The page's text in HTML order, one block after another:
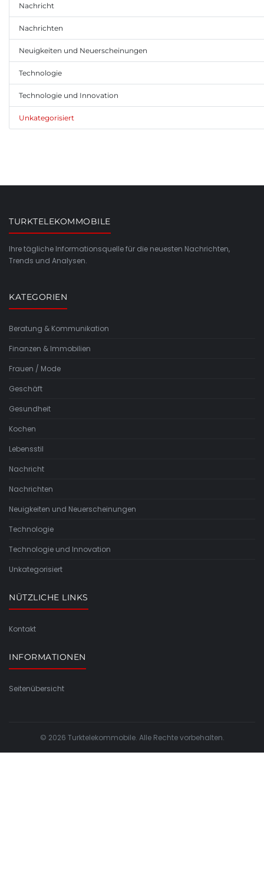
Nachricht
Nachrichten
Neuigkeiten und Neuerscheinungen
Technologie
Technologie und Innovation
Unkategorisiert
TURKTELEKOMMOBILE
Ihre tägliche Informationsquelle für die neuesten Nachrichten,
Trends und Analysen.
KATEGORIEN
Beratung & Kommunikation
Finanzen & Immobilien
Frauen / Mode
Geschäft
Gesundheit
Kochen
Lebensstil
Nachricht
Nachrichten
Neuigkeiten und Neuerscheinungen
Technologie
Technologie und Innovation
Unkategorisiert
NÜTZLICHE LINKS
Kontakt
INFORMATIONEN
Seitenübersicht
© 2026 Turktelekommobile. Alle Rechte vorbehalten.